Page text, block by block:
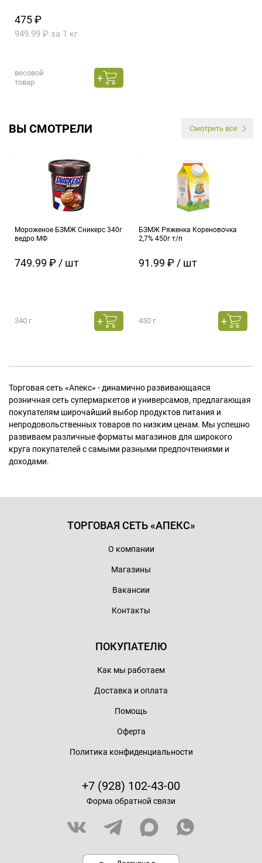
475 ₽
949.99 ₽ за 1 кг
весовой
товар
ВЫ СМОТРЕЛИ Смотреть все
Мороженое БЗМЖ Сникерс 340г
ведро МФ
749.99 ₽ / шт
340 г
БЗМЖ Ряженка Кореновочка
2,7% 450г т/п
91.99 ₽ / шт
450 г
Торговая сеть «Апекс» - динамично развивающаяся
розничная сеть супермаркетов и универсамов, предлагающая
покупателям широчайший выбор продуктов питания и
непродовольственных товаров по низким ценам. Мы успешно
развиваем различные форматы магазинов для широкого
круга покупателей с самыми разными предпочтениями и
доходами.
ТОРГОВАЯ СЕТЬ «АПЕКС»
О компании
Магазины
Вакансии
Контакты
ПОКУПАТЕЛЮ
Как мы работаем
Доставка и оплата
Помощь
Оферта
Политика конфиденциальности
+7 (928) 102-43-00
Форма обратной связи